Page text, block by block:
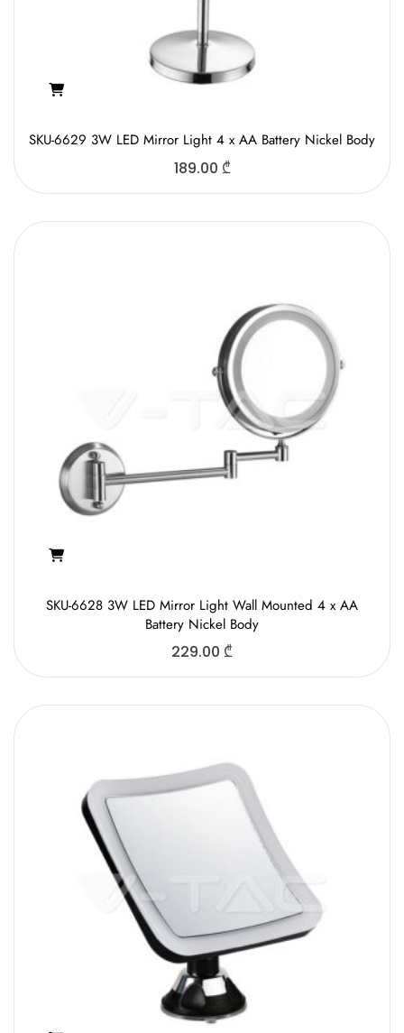
SKU-6629 3W LED Mirror Light 4 x AA Battery Nickel Body
189.00 ₾
SKU-6628 3W LED Mirror Light Wall Mounted 4 x AA
Battery Nickel Body
229.00 ₾